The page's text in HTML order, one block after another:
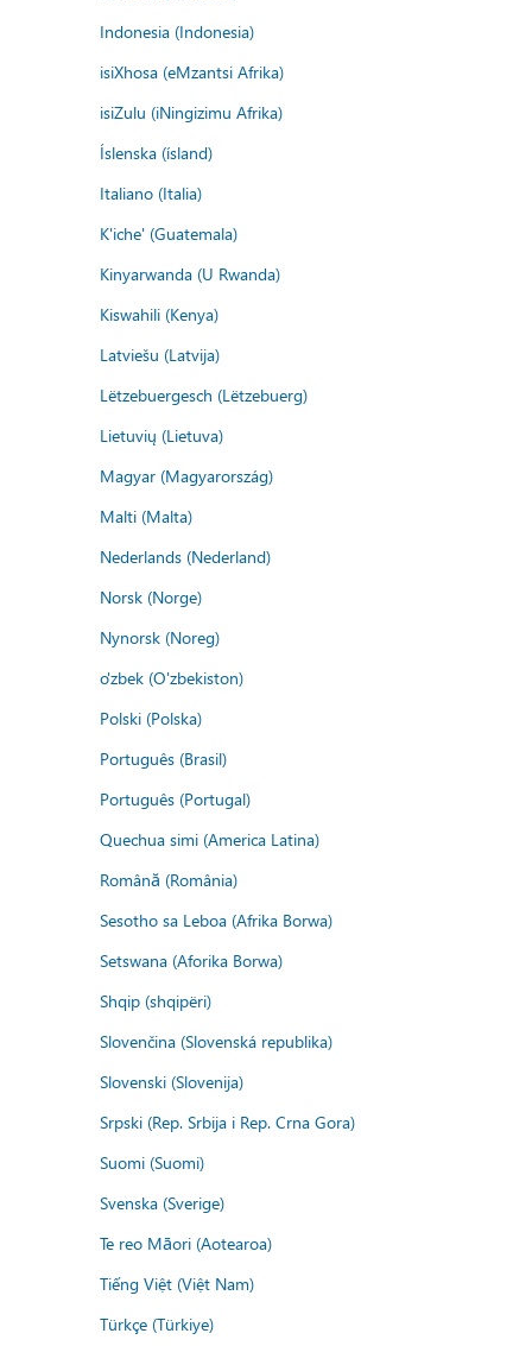
Indonesia (Indonesia)
isiXhosa (eMzantsi Afrika)
isiZulu (iNingizimu Afrika)
Íslenska (ísland)
Italiano (Italia)
K'iche' (Guatemala)
Kinyarwanda (U Rwanda)
Kiswahili (Kenya)
Latviešu (Latvija)
Lëtzebuergesch (Lëtzebuerg)
Lietuvių (Lietuva)
Magyar (Magyarország)
Malti (Malta)
Nederlands (Nederland)
Norsk (Norge)
Nynorsk (Noreg)
o'zbek (O'zbekiston)
Polski (Polska)
Português (Brasil)
Português (Portugal)
Quechua simi (America Latina)
Română (România)
Sesotho sa Leboa (Afrika Borwa)
Setswana (Aforika Borwa)
Shqip (shqipëri)
Slovenčina (Slovenská republika)
Slovenski (Slovenija)
Srpski (Rep. Srbija i Rep. Crna Gora)
Suomi (Suomi)
Svenska (Sverige)
Te reo Māori (Aotearoa)
Tiếng Việt (Việt Nam)
Türkçe (Türkiye)